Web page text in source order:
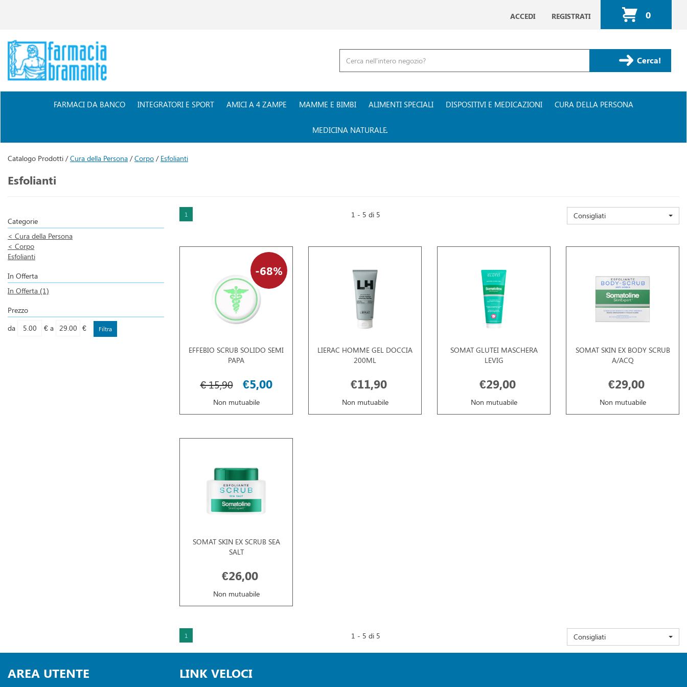
ACCEDI REGISTRATI 0
ARTICOLI
INSERITI
Farmacia
Bramante
Prodotto
Cerca Prodotto
FARMACI DA BANCO INTEGRATORI E SPORT AMICI A 4 ZAMPE MAMME E BIMBI ALIMENTI SPECIALI DISPOSITIVI E MEDICAZIONI CURA DELLA PERSONA
MEDICINA NATURALE
Catalogo Prodotti /Cura della Persona /Corpo / Esfolianti
Esfolianti
Categorie
< Cura della Persona
< Corpo
Esfolianti
In Offerta
In Offerta (1)
Prezzo
filtra
da €
filtra
a €
1 1 - 5 di 5 Consigliati
EFFEBIO SCRUB SOLIDO SEMI
PAPA
68%
€ 15,90 €5,00
Non mutuabile
LIERAC HOMME GEL DOCCIA
200ML
€11,90
Non mutuabile
SOMAT GLUTEI MASCHERA
LEVIG
€29,00
Non mutuabile
SOMAT SKIN EX BODY SCRUB
A/ACQ
€29,00
Non mutuabile
SOMAT SKIN EX SCRUB SEA
SALT
€26,00
Non mutuabile
1 1 - 5 di 5 Consigliati
AREA UTENTE LINK VELOCI